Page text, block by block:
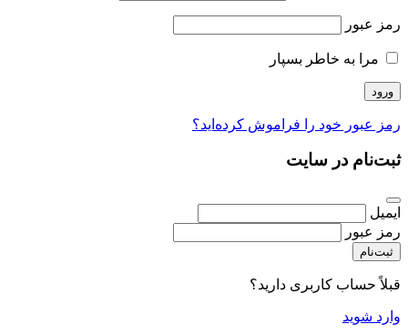
رمز عبور
مرا به خاطر بسپار
رمز عبور خود را فراموش کرده‌اید؟
ثبت‌نام در سایت
ایمیل
رمز عبور
ثبت‌نام
قبلاً حساب کاربری دارید؟
وارد شوید